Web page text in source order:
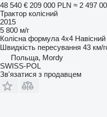
48 540 € 209 000 PLN ≈ 2 497
Трактор колісний
2015
5 800 м/г
Колісна формула 4x4
Швидкість пересування 43 км/
Польща, Mordy
SWISS-POL
Зв'язатися з продавцем